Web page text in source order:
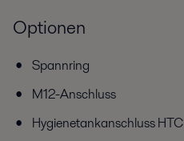
Optionen
Spannring
M12-Anschluss
Hygienetankanschluss HTC